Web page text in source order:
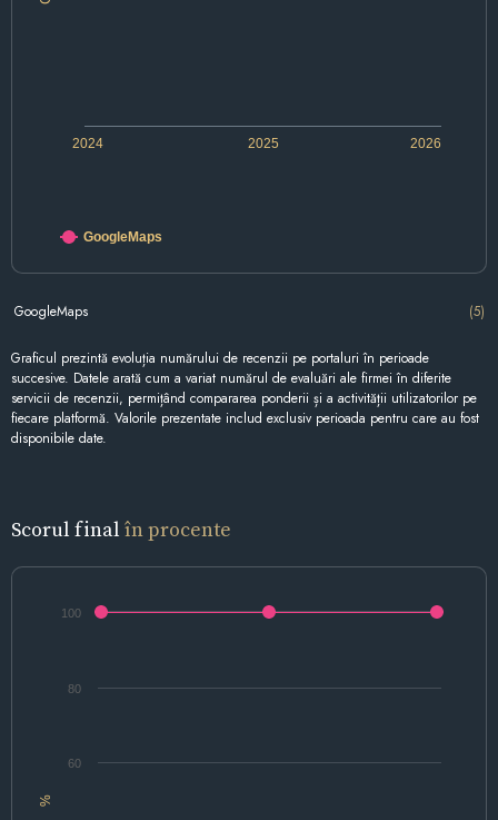
2024 2025 2026
GoogleMaps
GoogleMaps (5)
Graficul prezintă evoluția numărului de recenzii pe portaluri în perioade
succesive. Datele arată cum a variat numărul de evaluări ale firmei în diferite
servicii de recenzii, permițând compararea ponderii și a activității utilizatorilor pe
fiecare platformă. Valorile prezentate includ exclusiv perioada pentru care au fost
disponibile date.
Scorul final în procente
%
60
80
100